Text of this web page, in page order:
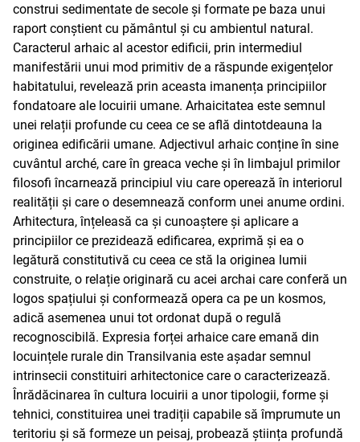
construi sedimentate de secole și formate pe baza unui
raport conștient cu pământul și cu ambientul natural.
Caracterul arhaic al acestor edificii, prin intermediul
manifestării unui mod primitiv de a răspunde exigențelor
habitatului, revelează prin aceasta imanența principiilor
fondatoare ale locuirii umane. Arhaicitatea este semnul
unei relații profunde cu ceea ce se află dintotdeauna la
originea edificării umane. Adjectivul arhaic conține în sine
cuvântul arché, care în greaca veche și în limbajul primilor
filosofi încarnează principiul viu care operează în interiorul
realității și care o desemnează conform unei anume ordini.
Arhitectura, înțeleasă ca și cunoaștere și aplicare a
principiilor ce prezidează edificarea, exprimă și ea o
legătură constitutivă cu ceea ce stă la originea lumii
construite, o relație originară cu acei archai care conferă un
logos spațiului și conformează opera ca pe un kosmos,
adică asemenea unui tot ordonat după o regulă
recognoscibilă. Expresia forței arhaice care emană din
locuințele rurale din Transilvania este așadar semnul
intrinsecii constituiri arhitectonice care o caracterizează.
Înrădăcinarea în cultura locuirii a unor tipologii, forme și
tehnici, constituirea unei tradiții capabile să împrumute un
teritoriu și să formeze un peisaj, probează știința profundă